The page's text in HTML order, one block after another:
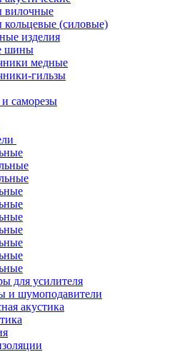
(силовые)
изделия
шины
медные
гильзы
саморезы
для усилителя
и шумоподавители
акустика